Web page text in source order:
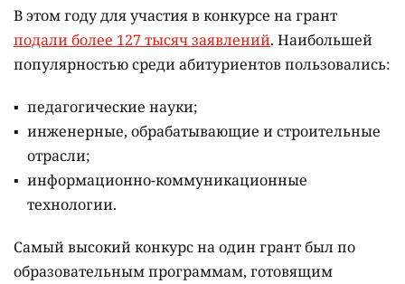
В этом году для участия в конкурсе на грант
подали более 127 тысяч заявлений. Наибольшей
популярностью среди абитуриентов пользовались:
педагогические науки;
инженерные, обрабатывающие и строительные
отрасли;
информационно-коммуникационные
технологии.
Самый высокий конкурс на один грант был по
образовательным программам, готовящим